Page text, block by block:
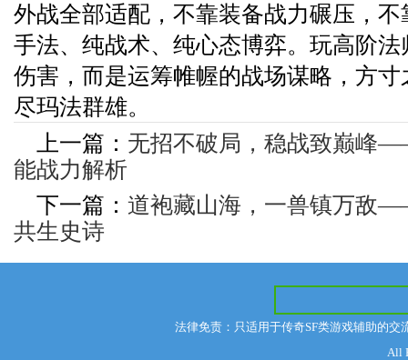
外战全部适配，不靠装备战力碾压，
手法、纯战术、纯心态博弈。玩高阶
伤害，而是运筹帷幄的战场谋略，方
尽玛法群雄。
上一篇： 无招不破局，稳战致巅峰
能战力解析
下一篇： 道袍藏山海，一兽镇万敌
共生史诗
法律免责：只适用于传奇SF类游戏辅助的
All